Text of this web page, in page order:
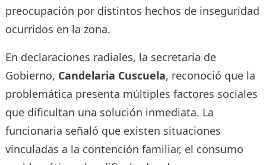
preocupación por distintos hechos de inseguridad
ocurridos en la zona.
En declaraciones radiales, la secretaria de
Gobierno, Candelaria Cuscuela, reconoció que la
problemática presenta múltiples factores sociales
que dificultan una solución inmediata. La
funcionaria señaló que existen situaciones
vinculadas a la contención familiar, el consumo